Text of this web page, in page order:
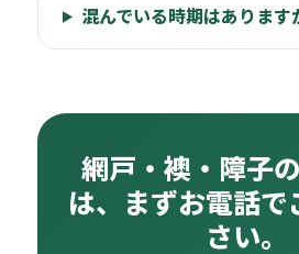
混んでいる時期はあります
網戸・襖・障子
は、まずお電話で
さい。